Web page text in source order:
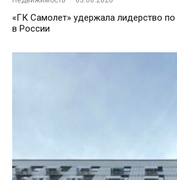
«ГК Самолет» удержала лидерство
в России